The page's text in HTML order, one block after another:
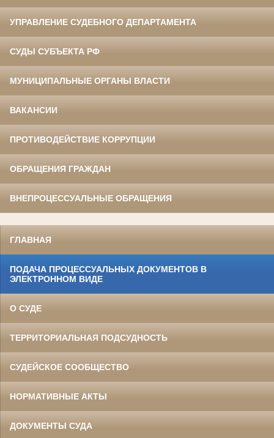
УПРАВЛЕНИЕ СУДЕБНОГО ДЕПАРТАМЕНТА
СУДЫ СУБЪЕКТА РФ
МУНИЦИПАЛЬНЫЕ ОРГАНЫ ВЛАСТИ
ВАКАНСИИ
ПРОТИВОДЕЙСТВИЕ КОРРУПЦИИ
ОБРАЩЕНИЯ ГРАЖДАН
ВНЕПРОЦЕССУАЛЬНЫЕ ОБРАЩЕНИЯ
ГЛАВНАЯ
ПОДАЧА ПРОЦЕССУАЛЬНЫХ ДОКУМЕНТОВ В
ЭЛЕКТРОННОМ ВИДЕ
О СУДЕ
ТЕРРИТОРИАЛЬНАЯ ПОДСУДНОСТЬ
СУДЕЙСКОЕ СООБЩЕСТВО
НОРМАТИВНЫЕ АКТЫ
ДОКУМЕНТЫ СУДА